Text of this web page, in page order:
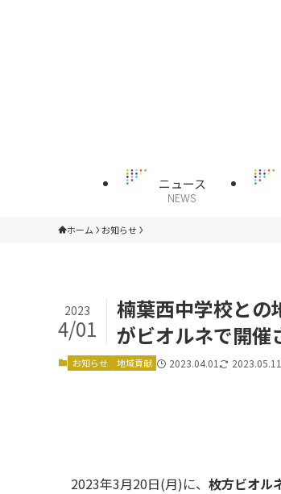
ニュース
NEWS
ホーム お知らせ
楠葉西中学校との
がビオルネで開催
2023
4/01
お知らせ 地域貢献 2023.04.01 2023.05.11
2023年3月20日(月)に、 枚方ビオル